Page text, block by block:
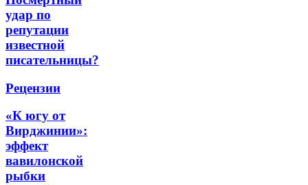
удар по
репутации
известной
писательницы?
Рецензии
«К югу от
Вирджинии»:
эффект
вавилонской
рыбки